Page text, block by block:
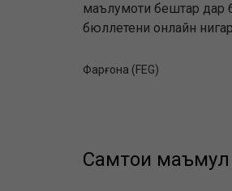
маълумоти бештар дар
бюллетени онлайн
Фарғона (FEG)
Самтҳои